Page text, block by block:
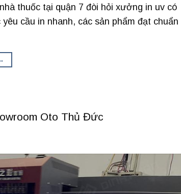
thuốc tại quận 7 đòi hỏi xưởng in uv có
cầu in nhanh, các sản phẩm đạt chuẩn
Oto Thủ Đức